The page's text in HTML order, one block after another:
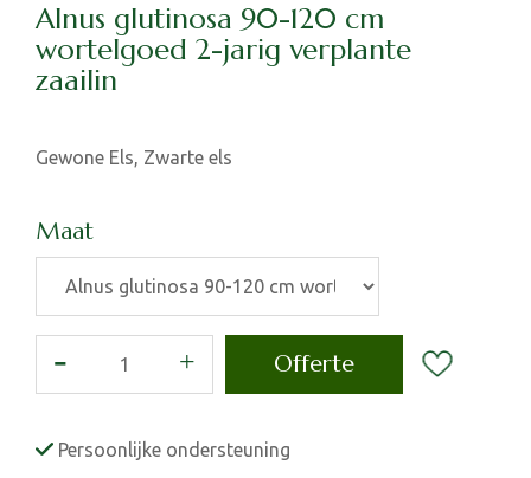
Alnus glutinosa 90-120 cm
wortelgoed 2-jarig verplante
zaailin
Gewone Els, Zwarte els
Maat
Persoonlijke ondersteuning